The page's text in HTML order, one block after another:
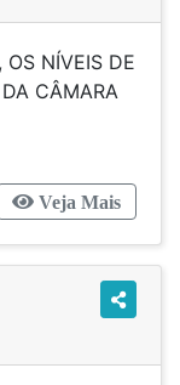
OS NÍVEIS DE
CÂMARA
Veja Mais